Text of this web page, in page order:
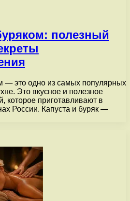
полезный
— это одно из самых популярных
Это вкусное и полезное
которое приготавливают в
России. Капуста и буряк —